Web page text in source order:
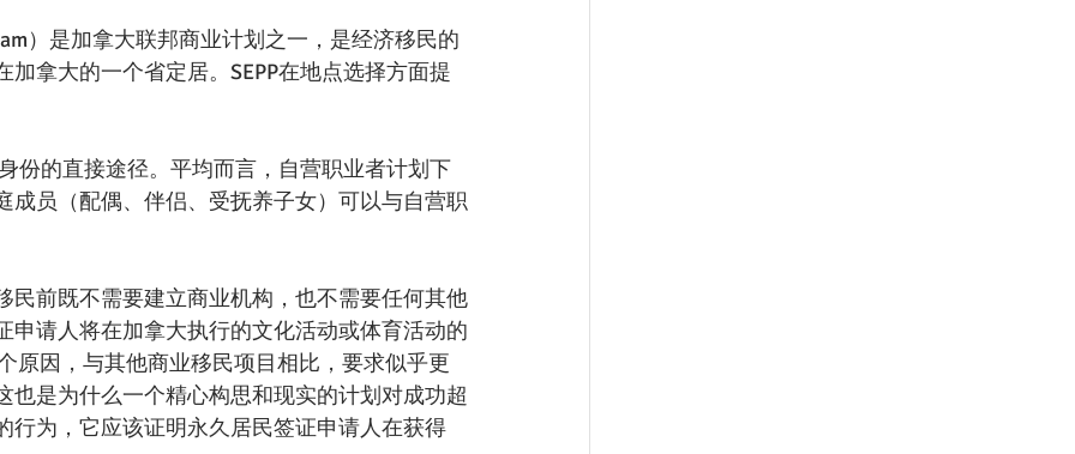
）是加拿大联邦商业计划之一，是经济移民的
拿大的一个省定居。SEPP在地点选择方面提
份的直接途径。平均而言，自营职业者计划下
员（配偶、伴侣、受抚养子女）可以与自营职
前既不需要建立商业机构，也不需要任何其他
请人将在加拿大执行的文化活动或体育活动的
原因，与其他商业移民项目相比，要求似乎更
是为什么一个精心构思和现实的计划对成功超
为，它应该证明永久居民签证申请人在获得